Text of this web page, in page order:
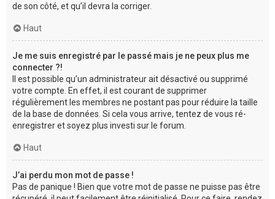
de son côté, et qu’il devra la corriger.
Haut
Je me suis enregistré par le passé mais je ne peux plus me
connecter ?!
Il est possible qu’un administrateur ait désactivé ou supprimé
votre compte. En effet, il est courant de supprimer
régulièrement les membres ne postant pas pour réduire la taille
de la base de données. Si cela vous arrive, tentez de vous ré-
enregistrer et soyez plus investi sur le forum.
Haut
J’ai perdu mon mot de passe !
Pas de panique ! Bien que votre mot de passe ne puisse pas être